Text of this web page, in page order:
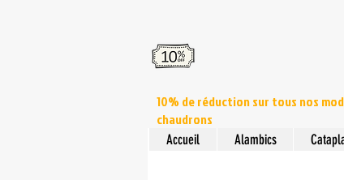
10% de réduction sur tous nos
chaudrons
Accueil Alambics